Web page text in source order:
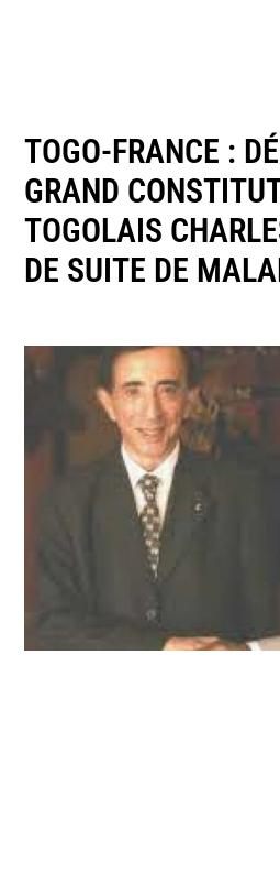
TOGO-FRANCE :
GRAND
TOGOLAIS
DE SUITE DE